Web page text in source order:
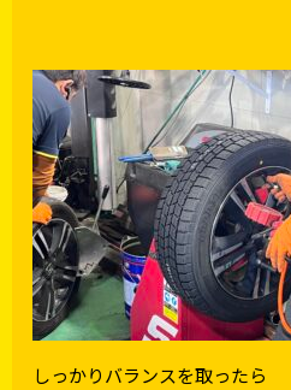
しっかりバランスを取ったら